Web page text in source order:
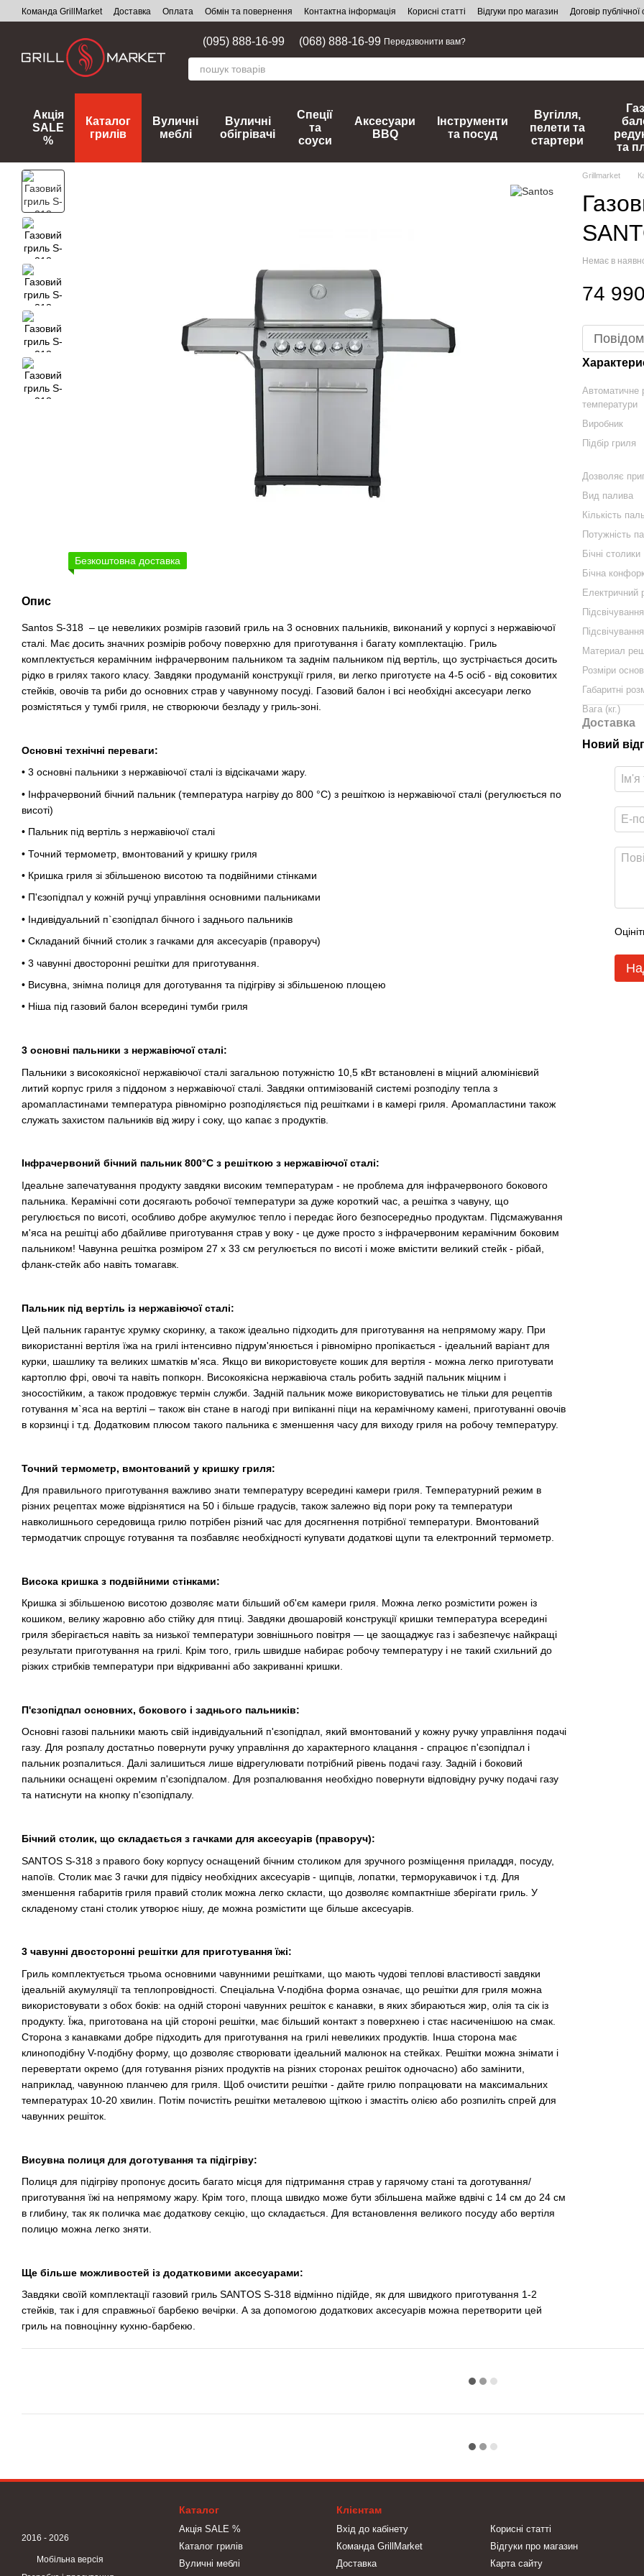
Перейти до основного контенту
Команда GrillMarket Доставка Оплата Обмін та повернення Контактна інформація Корисні статті Відгуки про магазин Договір
(095) 888-16-99 (068) 888-16-99 Передзвонити вам?
Акція
SALE
%
Каталог
грилів
Вуличні
меблі
Вуличні
обігрівачі
Спеції
та
соуси
Аксесуари
BBQ
Інструменти
та посуд
Вугілля,
пелети та
стартери
та
Безкоштовна доставка
Опис
Santos S-318 – це невеликих розмірів газовий гриль на 3 основних пальників, виконаний у корпусі з нержавіючої
сталі. Має досить значних розмірів робочу поверхню для приготування і багату комплектацію. Гриль
комплектується керамічним інфрачервоним пальником та заднім пальником під вертіль, що зустрічається досить
рідко в грилях такого класу. Завдяки продуманій конструкції гриля, ви легко приготуєте на 4-5 осіб - від соковитих
стейків, овочів та риби до основних страв у чавунному посуді. Газовий балон і всі необхідні аксесуари легко
розмістяться у тумбі гриля, не створюючи безладу у гриль-зоні.
Основні технічні переваги:
• 3 основні пальники з нержавіючої сталі із відсікачами жару.
• Інфрачервоний бічний пальник (температура нагріву до 800 °C) з решіткою із нержавіючої сталі (регулюється по
висоті)
• Пальник під вертіль з нержавіючої сталі
• Точний термометр, вмонтований у кришку гриля
• Кришка гриля зі збільшеною висотою та подвійними стінками
• П'єзопідпал у кожній ручці управління основними пальниками
• Індивідуальний п`єзопідпал бічного і заднього пальників
• Складаний бічний столик з гачками для аксесуарів (праворуч)
• 3 чавунні двосторонні решітки для приготування.
• Висувна, знімна полиця для доготування та підігріву зі збільшеною площею
• Ніша під газовий балон всередині тумби гриля
3 основні пальники з нержавіючої сталі:
Пальники з високоякісної нержавіючої сталі загальною потужністю 10,5 кВт встановлені в міцний алюмінієвий
литий корпус гриля з піддоном з нержавіючої сталі. Завдяки оптимізованій системі розподілу тепла з
аромапластинами температура рівномірно розподіляється під решітками і в камері гриля. Аромапластини також
служать захистом пальників від жиру і соку, що капає з продуктів.
Інфрачервоний бічний пальник 800°C з решіткою з нержавіючої сталі:
Ідеальне запечатування продукту завдяки високим температурам - не проблема для інфрачервоного бокового
пальника. Керамічні соти досягають робочої температури за дуже короткий час, а решітка з чавуну, що
регулюється по висоті, особливо добре акумулює тепло і передає його безпосередньо продуктам. Підсмажування
м'яса на решітці або дбайливе приготування страв у воку - це дуже просто з інфрачервоним керамічним боковим
пальником! Чавунна решітка розміром 27 x 33 см регулюється по висоті і може вмістити великий стейк - рібай,
фланк-стейк або навіть томагавк.
Пальник під вертіль із нержавіючої сталі:
Цей пальник гарантує хрумку скоринку, а також ідеально підходить для приготування на непрямому жару. При
використанні вертіля їжа на грилі інтенсивно підрум'янюється і рівномірно пропікається - ідеальний варіант для
курки, шашлику та великих шматків м'яса. Якщо ви використовуєте кошик для вертіля - можна легко приготувати
картоплю фрі, овочі та навіть попкорн. Високоякісна нержавіюча сталь робить задній пальник міцним і
зносостійким, а також продовжує термін служби. Задній пальник може використовуватись не тільки для рецептів
готування м`яса на вертілі – також він стане в нагоді при випіканні піци на керамічному камені, приготуванні овочів
в корзинці і т.д. Додатковим плюсом такого пальника є зменшення часу для виходу гриля на робочу температуру.
Точний термометр, вмонтований у кришку гриля:
Для правильного приготування важливо знати температуру всередині камери гриля. Температурний режим в
різних рецептах може відрізнятися на 50 і більше градусів, також залежно від пори року та температури
навколишнього середовища грилю потрібен різний час для досягнення потрібної температури. Вмонтований
термодатчик спрощує готування та позбавляє необхідності купувати додаткові щупи та електронний термометр.
Висока кришка з подвійними стінками:
Кришка зі збільшеною висотою дозволяє мати більший об'єм камери гриля. Можна легко розмістити рожен із
кошиком, велику жаровню або стійку для птиці. Завдяки двошаровій конструкції кришки температура всередині
гриля зберігається навіть за низької температури зовнішнього повітря — це заощаджує газ і забезпечує найкращі
результати приготування на грилі. Крім того, гриль швидше набирає робочу температуру і не такий схильний до
різких стрибків температури при відкриванні або закриванні кришки.
П'єзопідпал основних, бокового і заднього пальників:
Основні газові пальники мають свій індивідуальний п'єзопідпал, який вмонтований у кожну ручку управління подачі
газу. Для розпалу достатньо повернути ручку управління до характерного клацання - спрацює п'єзопідпал і
пальник розпалиться. Далі залишиться лише відрегулювати потрібний рівень подачі газу. Задній і боковий
пальники оснащені окремим п'єзопідпалом. Для розпалювання необхідно повернути відповідну ручку подачі газу
та натиснути на кнопку п'єзопідпалу.
Бічний столик, що складається з гачками для аксесуарів (праворуч):
SANTOS S-318 з правого боку корпусу оснащений бічним столиком для зручного розміщення приладдя, посуду,
напоїв. Столик має 3 гачки для підвісу необхідних аксесуарів - щипців, лопатки, терморукавичок і т.д. Для
зменшення габаритів гриля правий столик можна легко скласти, що дозволяє компактніше зберігати гриль. У
складеному стані столик утворює нішу, де можна розмістити ще більше аксесуарів.
3 чавунні двосторонні решітки для приготування їжі:
Гриль комплектується трьома основними чавунними решітками, що мають чудові теплові властивості завдяки
ідеальній акумуляції та теплопровідності. Спеціальна V-подібна форма означає, що решітки для гриля можна
використовувати з обох боків: на одній стороні чавунних решіток є канавки, в яких збираються жир, олія та сік із
продукту. Їжа, приготована на цій стороні решітки, має більший контакт з поверхнею і стає насиченішою на смак.
Сторона з канавками добре підходить для приготування на грилі невеликих продуктів. Інша сторона має
клиноподібну V-подібну форму, що дозволяє створювати ідеальний малюнок на стейках. Решітки можна знімати і
перевертати окремо (для готування різних продуктів на різних сторонах решіток одночасно) або замінити,
наприклад, чавунною планчею для гриля. Щоб очистити решітки - дайте грилю попрацювати на максимальних
температурах 10-20 хвилин. Потім почистіть решітки металевою щіткою і змастіть олією або розпиліть спрей для
чавунних решіток.
Висувна полиця для доготування та підігріву:
Полиця для підігріву пропонує досить багато місця для підтримання страв у гарячому стані та доготування/
приготування їжі на непрямому жару. Крім того, площа швидко може бути збільшена майже вдвічі с 14 см до 24 см
в глибину, так як поличка має додаткову секцію, що складається. Для встановлення великого посуду або вертіля
полицю можна легко зняти.
Ще більше можливостей із додатковими аксесуарами:
Завдяки своїй комплектації газовий гриль SANTOS S-318 відмінно підійде, як для швидкого приготування 1-2
стейків, так і для справжньої барбекю вечірки. А за допомогою додаткових аксесуарів можна перетворити цей
гриль на повноцінну кухню-барбекю.
Grillmarket
Немає в
74
Автоматичне
температури
Виробник
Підбір гриля
Дозволяє
Вид палива
Кількість
Потужність
Бічні столики
Бічна
Електричний
Материал
Розміри
Габаритні
Вага (кг.)
Доставка
Новий
2016 - 2026
Мобільна версія
Каталог
Акція SALE %
Каталог грилів
Вуличні меблі
Клієнтам
Вхід до кабінету
Команда GrillMarket
Доставка
Корисні статті
Відгуки про магазин
Карта сайту